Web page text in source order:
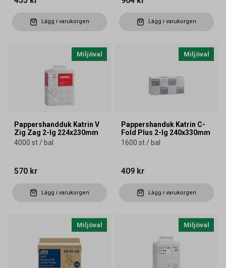
Lägg i varukorgen Lägg i varukorgen
Miljöval
Pappershandduk Katrin V
Zig Zag 2-lg 224x230mm
4000 st / bal
570 kr
Lägg i varukorgen
Miljöval
Pappershanduk Katrin C-
Fold Plus 2-lg 240x330mm
1600 st / bal
409 kr
Lägg i varukorgen
Miljöval Miljöval